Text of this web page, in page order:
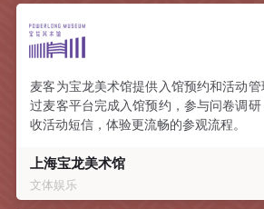
麦客为宝龙美术馆提供入馆预约和活动
过麦客平台完成入馆预约，参与问卷调
收活动短信，体验更流畅的参观流程。
上海宝龙美术馆
文体娱乐